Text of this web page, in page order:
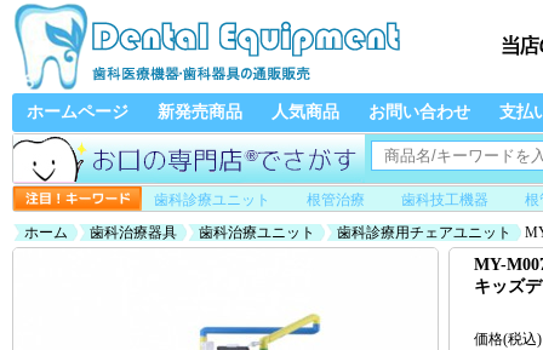
ホームページ 新発売商品 人気商品 お問い合わせ 支払
歯科診療ユニット 根管治療 歯科技工機器
根
ホーム
歯科治療器具 歯科治療ユニット 歯科診療用チェアユニット
MY-
キッズ
価格(税込